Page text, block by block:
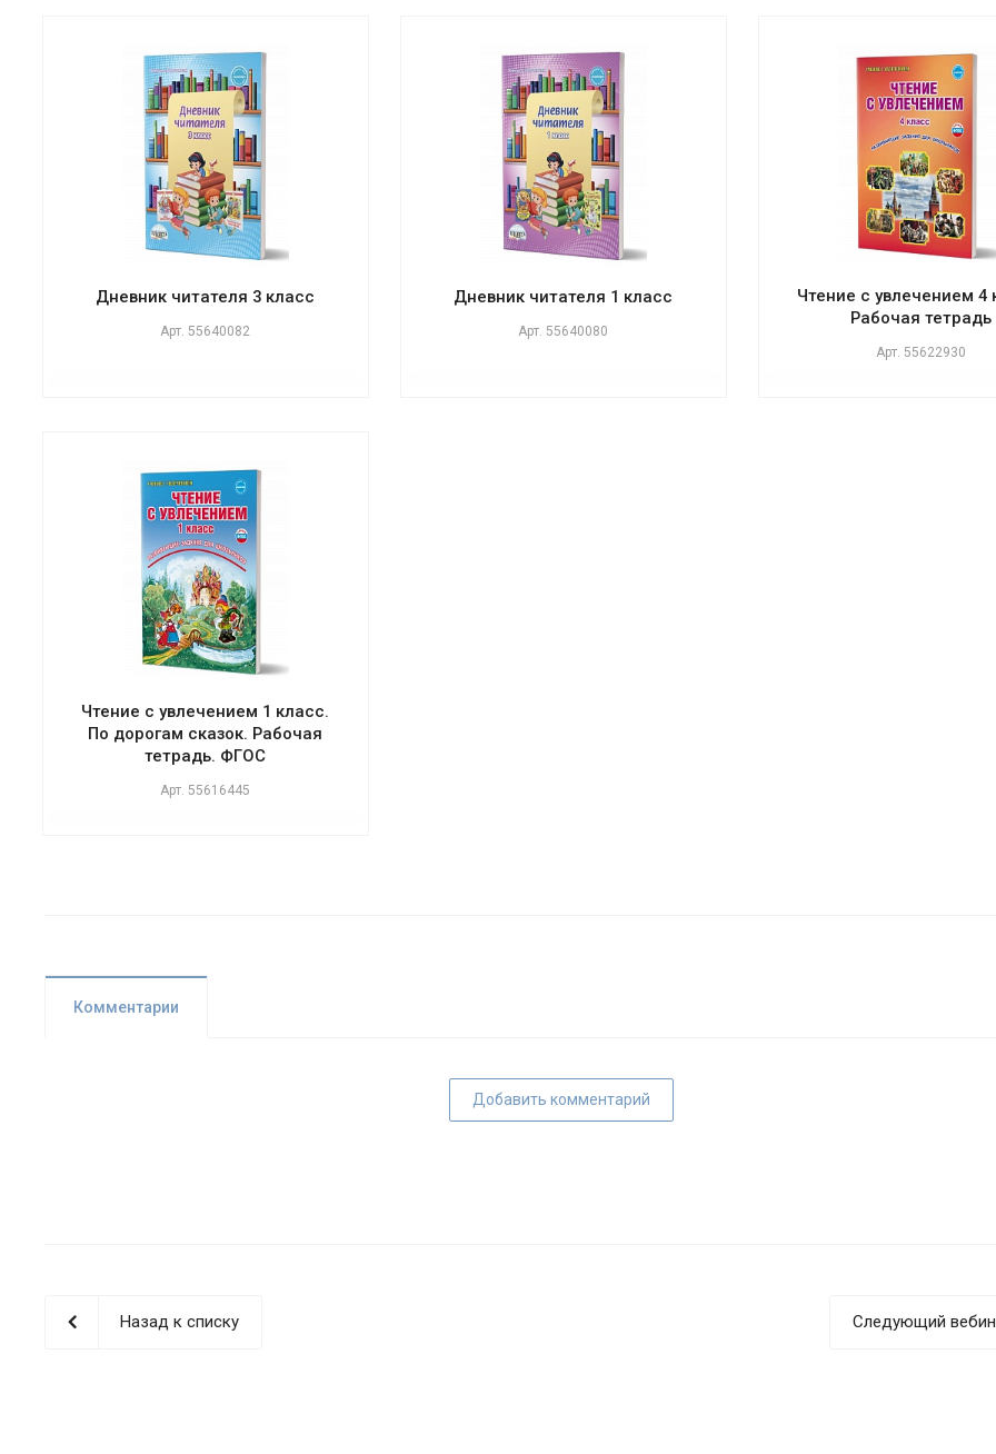
Дневник читателя 3 класс
Арт. 55640082
Дневник читателя 1 класс
Арт. 55640080
Чтение с увлечением 4
Рабочая тетрадь
Арт. 55622930
Чтение с увлечением 1 класс.
По дорогам сказок. Рабочая
тетрадь. ФГОС
Арт. 55616445
Комментарии
Добавить комментарий
Назад к списку Следующий